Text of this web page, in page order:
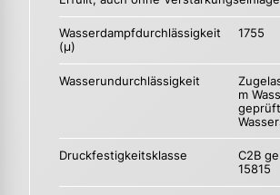
Wasserdampfdurchlässigkeit
(µ)
1755
Wasserundurchlässigkeit
m
Druckfestigkeitsklasse
C2B
15815